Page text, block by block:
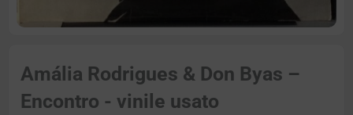
Amália Rodrigues & Don Byas –
Encontro - vinile usato